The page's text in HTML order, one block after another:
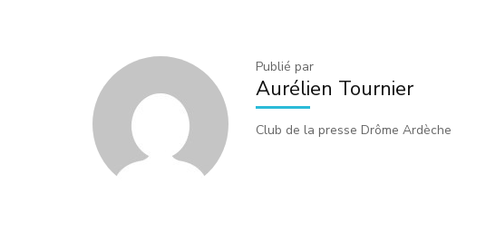
Publié par
Aurélien Tournier
Club de la presse Drôme Ardèche